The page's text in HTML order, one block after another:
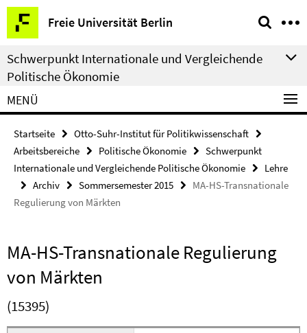
Springe
direkt
zu
Inhalt
Freie Universität Berlin
Service-
Navigation
Schwerpunkt Internationale und Vergleichende
Politische Ökonomie
MENÜ
Startseite
Otto-Suhr-Institut für Politikwissenschaft
Arbeitsbereiche
Politische Ökonomie
Schwerpunkt
Internationale und Vergleichende Politische Ökonomie
Lehre
Archiv
Sommersemester 2015
MA-HS-Transnationale
Regulierung von Märkten
MA-HS-Transnationale Regulierung
von Märkten
(15395)